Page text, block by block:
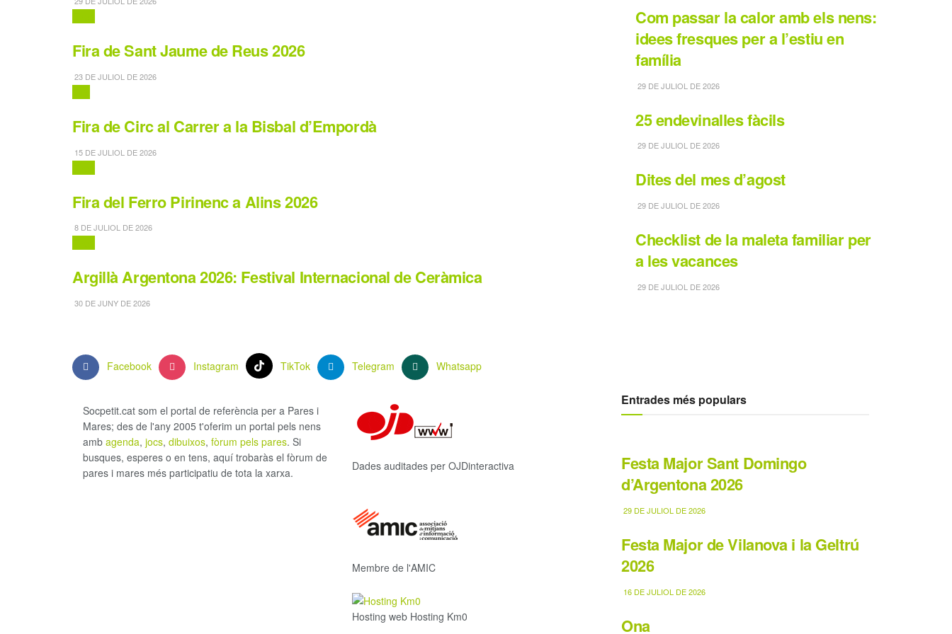
Fira de Sant Jaume de Reus 2026
23 DE JULIOL DE 2026
Fira de Circ al Carrer a la Bisbal d’Empordà
15 DE JULIOL DE 2026
Fira del Ferro Pirinenc a Alins 2026
8 DE JULIOL DE 2026
Argillà Argentona 2026: Festival Internacional de Ceràmica
30 DE JUNY DE 2026
Com passar la calor amb els nens:
idees fresques per a l’estiu en
família
29 DE JULIOL DE 2026
25 endevinalles fàcils
29 DE JULIOL DE 2026
Dites del mes d’agost
29 DE JULIOL DE 2026
Checklist de la maleta familiar per
a les vacances
29 DE JULIOL DE 2026
Facebook Instagram TikTok Telegram Whatsapp
Socpetit.cat som el portal de referència per a Pares i
Mares; des de l'any 2005 t'oferim un portal pels nens
amb agenda, jocs, dibuixos, fòrum pels pares. Si
busques, esperes o en tens, aquí trobaràs el fòrum de
pares i mares més participatiu de tota la xarxa.
Dades auditades per OJDinteractiva
Membre de l'AMIC
Hosting web Hosting Km0
Entrades més populars
Festa Major Sant Domingo
d’Argentona 2026
29 DE JULIOL DE 2026
Festa Major de Vilanova i la Geltrú
2026
16 DE JULIOL DE 2026
Ona